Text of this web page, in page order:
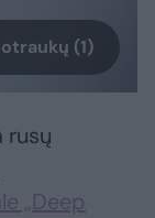
(1)
rusų
„Deep